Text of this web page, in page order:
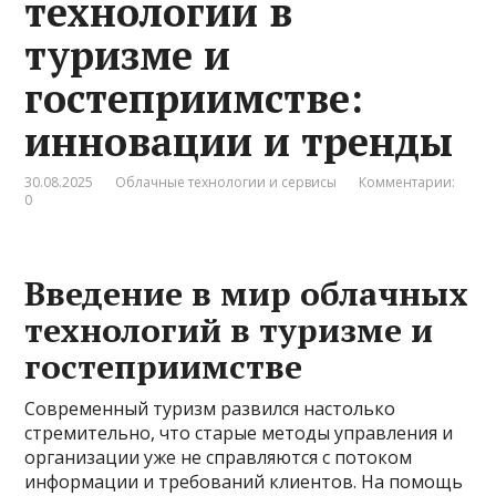
технологии в
туризме и
гостеприимстве:
инновации и тренды
30.08.2025 Облачные технологии и сервисы
Комментарии:
0
Введение в мир облачных
технологий в туризме и
гостеприимстве
Современный туризм развился настолько
стремительно, что старые методы управления и
организации уже не справляются с потоком
информации и требований клиентов. На помощь